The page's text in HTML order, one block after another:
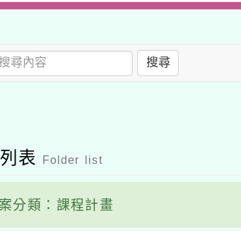
搜尋
表 Folder list
分類：課程計畫